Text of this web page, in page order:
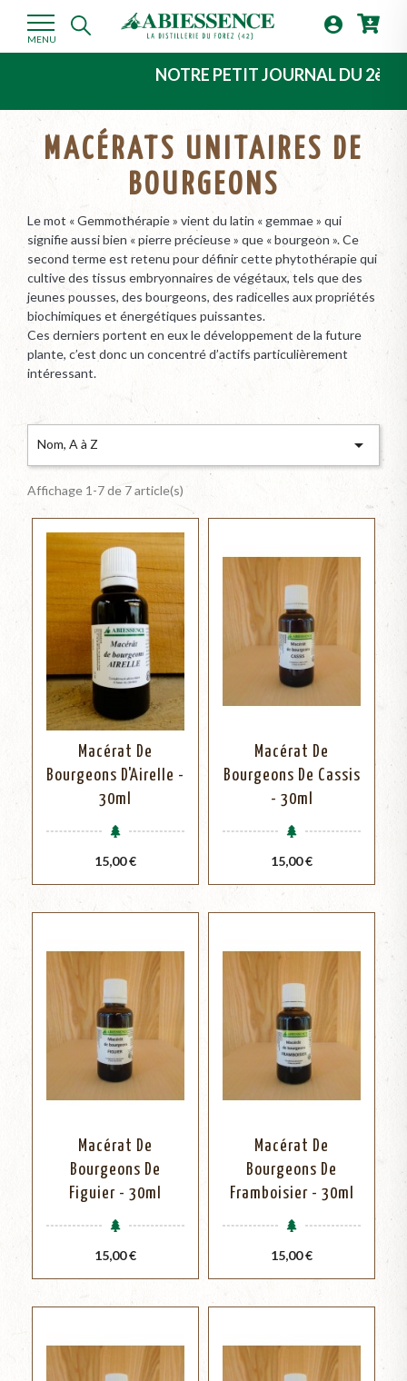
MENU

NOTRE PETIT JOURNAL DU 2ème
MACÉRATS UNITAIRES DE
BOURGEONS
Le mot « Gemmothérapie » vient du latin « gemmae » qui
signifie aussi bien « pierre précieuse » que « bourgeon ». Ce
second terme est retenu pour définir cette phytothérapie qui
cultive des tissus embryonnaires de végétaux, tels que des
jeunes pousses, des bourgeons, des radicelles aux propriétés
biochimiques et énergétiques puissantes.
Ces derniers portent en eux le développement de la future
plante, c’est donc un concentré d’actifs particulièrement
intéressant.
Nom, A à Z 
Affichage 1-7 de 7 article(s)
Macérat De
Bourgeons D'Airelle -
30ml
Prix
15,00 €
Macérat De
Bourgeons De Cassis
- 30ml
Prix
15,00 €
Macérat De
Bourgeons De
Figuier - 30ml
Prix
15,00 €
Macérat De
Bourgeons De
Framboisier - 30ml
Prix
15,00 €